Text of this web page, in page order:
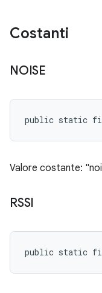
Costanti
NOISE
public static
Valore costante:
RSSI
public static